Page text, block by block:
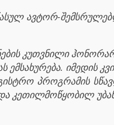
ავტორ-
კუთვნილი
იმედის
პროგრამის
კეთილმოწყობილ